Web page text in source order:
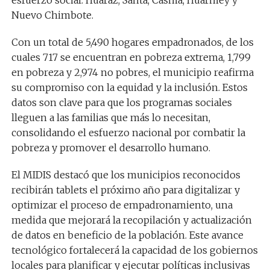
Nuevo Chimbote.
Con un total de 5,490 hogares empadronados, de los
cuales 717 se encuentran en pobreza extrema, 1,799
en pobreza y 2,974 no pobres, el municipio reafirma
su compromiso con la equidad y la inclusión. Estos
datos son clave para que los programas sociales
lleguen a las familias que más lo necesitan,
consolidando el esfuerzo nacional por combatir la
pobreza y promover el desarrollo humano.
El MIDIS destacó que los municipios reconocidos
recibirán tablets el próximo año para digitalizar y
optimizar el proceso de empadronamiento, una
medida que mejorará la recopilación y actualización
de datos en beneficio de la población. Este avance
tecnológico fortalecerá la capacidad de los gobiernos
locales para planificar y ejecutar políticas inclusivas